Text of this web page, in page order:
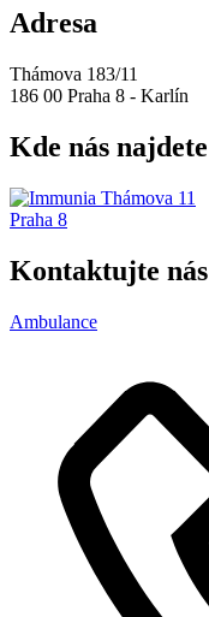
Adresa
Thámova 183/11
186 00 Praha 8 - Karlín
Kde nás najdete
Thámova 11
Praha 8
Kontaktujte nás
Ambulance